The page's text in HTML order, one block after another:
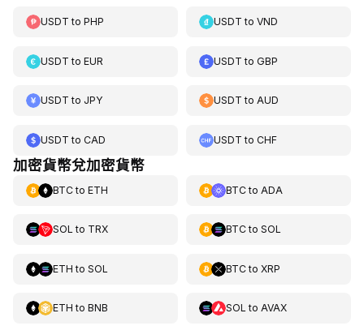
USDT to PHP USDT toVND
USDT to EUR USDT toGBP
USDT to JPY USDT toAUD
USDT to CAD USDT toCHF
加密貨幣兌加密貨幣
BTCto ETH BTCto ADA
SOL to TRX BTCto SOL
ETH to SOL BTCto XRP
ETH to BNB SOL to AVAX